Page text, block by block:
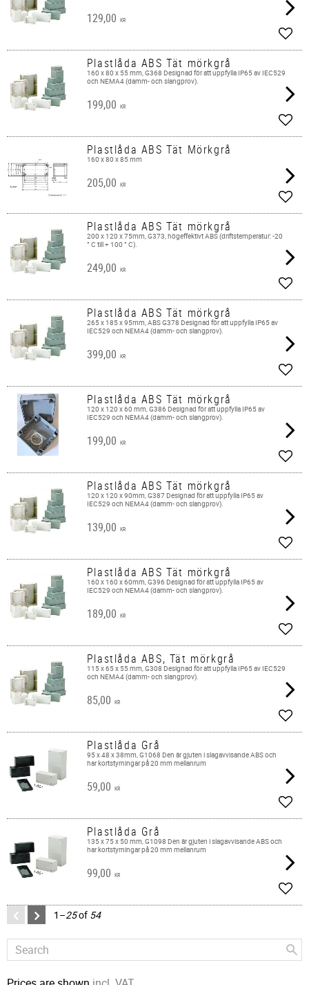
129,00 KR
Add
Plastlåda ABS Tät mörkgrå
160 x 80 x 55 mm, G368 Designad för att uppfylla IP65 av IEC529
och NEMA4 (damm- och slangprov).
199,00 KR
Add
Plastlåda ABS Tät Mörkgrå
160 x 80 x 85 mm
205,00 KR
Add
Plastlåda ABS Tät mörkgrå
200 x 120 x 75mm, G373, högeffektivt ABS (driftstemperatur: -20
° C till + 100 ° C).
249,00 KR
Add
Plastlåda ABS Tät mörkgrå
265 x 185 x 95mm, ABS G378 Designad för att uppfylla IP65 av
IEC529 och NEMA4 (damm- och slangprov).
399,00 KR
Add
Plastlåda ABS Tät mörkgrå
120 x 120 x 60 mm, G386 Designad för att uppfylla IP65 av
IEC529 och NEMA4 (damm- och slangprov).
199,00 KR
Add
Plastlåda ABS Tät mörkgrå
120 x 120 x 90mm, G387 Designad för att uppfylla IP65 av
IEC529 och NEMA4 (damm- och slangprov).
139,00 KR
Add
Plastlåda ABS Tät mörkgrå
160 x 160 x 60mm, G396 Designad för att uppfylla IP65 av
IEC529 och NEMA4 (damm- och slangprov).
189,00 KR
Add
Plastlåda ABS, Tät mörkgrå
115 x 65 x 55 mm, G308 Designad för att uppfylla IP65 av IEC529
och NEMA4 (damm- och slangprov).
85,00 KR
Add
Plastlåda Grå
95 x 48 x 38mm, G1068 Den är gjuten i slagavvisande ABS och
har kortstyrningar på 20 mm mellanrum
59,00 KR
Add
Plastlåda Grå
135 x 75 x 50 mm, G1098 Den är gjuten i slagavvisande ABS och
har kortstyrningar på 20 mm mellanrum
99,00 KR
Add
1–25of 54